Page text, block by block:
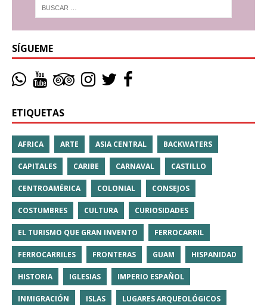
SÍGUEME
ETIQUETAS
AFRICA ARTE ASIA CENTRAL BACKWATERS
CAPITALES CARIBE CARNAVAL CASTILLO
CENTROAMÉRICA COLONIAL CONSEJOS
COSTUMBRES CULTURA CURIOSIDADES
EL TURISMO QUE GRAN INVENTO FERROCARRIL
FERROCARRILES FRONTERAS GUAM HISPANIDAD
HISTORIA IGLESIAS IMPERIO ESPAÑOL
INMIGRACIÓN ISLAS LUGARES ARQUEOLÓGICOS